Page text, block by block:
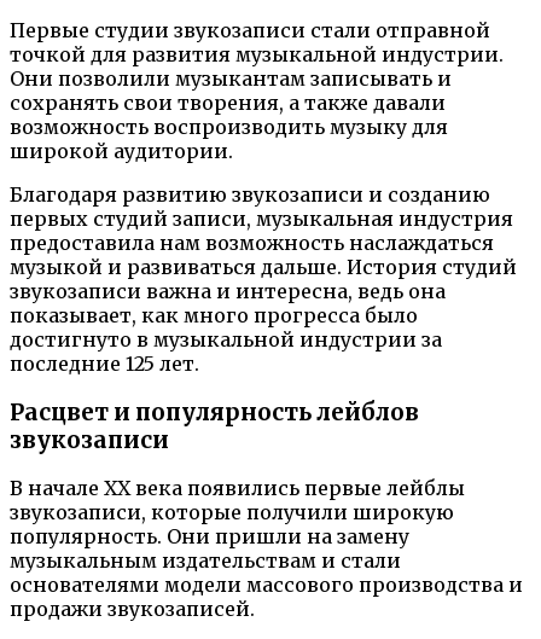
Первые студии звукозаписи стали отправной
точкой для развития музыкальной индустрии.
Они позволили музыкантам записывать и
сохранять свои творения, а также давали
возможность воспроизводить музыку для
широкой аудитории.
Благодаря развитию звукозаписи и созданию
первых студий записи, музыкальная индустрия
предоставила нам возможность наслаждаться
музыкой и развиваться дальше. История студий
звукозаписи важна и интересна, ведь она
показывает, как много прогресса было
достигнуто в музыкальной индустрии за
последние 125 лет.
Расцвет и популярность лейблов
звукозаписи
В начале XX века появились первые лейблы
звукозаписи, которые получили широкую
популярность. Они пришли на замену
музыкальным издательствам и стали
основателями модели массового производства и
продажи звукозаписей.